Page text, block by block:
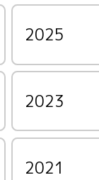
2025
2023
2021